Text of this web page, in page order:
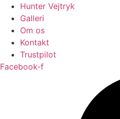
Hunter Vejtryk
Galleri
Om os
Kontakt
Trustpilot
Facebook-f